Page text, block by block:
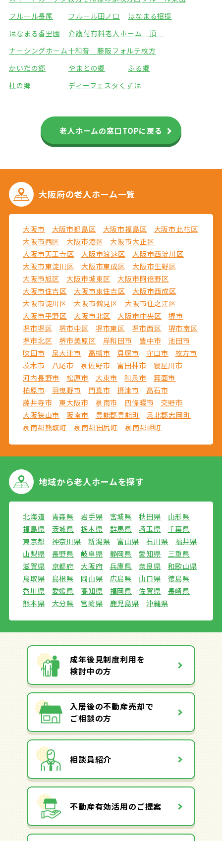
フルール長尾
フルール田ノ口
はなまる招提
はなまる香里園
介護付有料老人ホーム 頂
ナーシングホーム十和音 藤阪フォルテ枚方
かいだの郷
やまとの郷
ふる郷
杜の郷
ディーフェスタくずは
老人ホームの窓口TOPに戻る
大阪府の老人ホーム一覧
大阪市 大阪市都島区 大阪市福島区
大阪市此花区
大阪市西区
大阪市港区
大阪市大正区
大阪市天王寺区
大阪市浪速区
大阪市西淀川区
大阪市東淀川区
大阪市東成区
大阪市生野区
大阪市旭区
大阪市城東区
大阪市阿倍野区
大阪市住吉区
大阪市東住吉区
大阪市西成区
大阪市淀川区
大阪市鶴見区
大阪市住之江区
大阪市平野区
大阪市北区 大阪市中央区
堺市
堺市堺区
堺市中区 堺市東区 堺市西区
堺市南区
堺市北区
堺市美原区 岸和田市 豊中市
池田市
吹田市
泉大津市 高槻市 貝塚市 守口市
枚方市
茨木市
八尾市 泉佐野市 富田林市
寝屋川市
河内長野市
松原市 大東市 和泉市
箕面市
柏原市
羽曳野市 門真市 摂津市
高石市
藤井寺市
東大阪市 泉南市 四條畷市
交野市
大阪狭山市
阪南市 豊能郡豊能町
泉北郡忠岡町
泉南郡熊取町
泉南郡田尻町 泉南郡岬町
地域から老人ホームを探す
北海道 青森県 岩手県 宮城県 秋田県
山形県
福島県
茨城県 栃木県 群馬県 埼玉県
千葉県
東京都
神奈川県 新潟県 富山県 石川県
福井県
山梨県
長野県 岐阜県 静岡県 愛知県
三重県
滋賀県
京都府 大阪府 兵庫県 奈良県
和歌山県
鳥取県
島根県 岡山県 広島県 山口県
徳島県
香川県
愛媛県 高知県 福岡県 佐賀県
長崎県
熊本県
大分県 宮崎県 鹿児島県 沖縄県
成年後見制度利用を
検討中の方
入居後の不動産売却で
ご相談の方
相談員紹介
不動産有効活用のご提案